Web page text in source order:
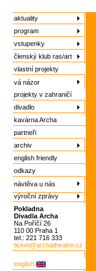
aktuality
program
vstupenky
členský klub ras/art
vlastní projekty
vá názor
projekty v zahraničí
divadlo
kavárna Archa
partneři
archiv
english friendly
odkazy
návtěva u nás
výroční zprávy
Pokladna
Divadla Archa
Na Poříčí 26
110 00 Praha 1
tel.: 221 716 333
ticket@archatheatre.cz
english